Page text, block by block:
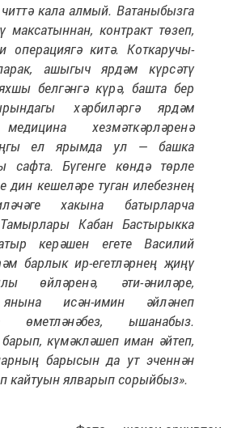
кала алмый. Ватаныбызга
максатыннан, контракт төзеп,
операциягә китә. Коткаручы-
ашыгыч ярдәм күрсәтү
белгәнгә күрә, башта бер
хәрбиләргә ярдәм
хезмәткәрләренә
ел ярымда ул — башка
сафта. Бүгенге көндә төрле
дин кешеләре туган илебезнең
хакына батырларча
Кабан Бастырыкка
керәшен егете Василий
барлык ир-егетләрнең җиңү
өйләренә, әти-әниләре,
янына исән-имин әйләнеп
өметләнәбез, ышанабыз.
барып, күмәкләшеп иман әйтеп,
барысын да ут эченнән
кайтуын ялварып сорыйбыз».